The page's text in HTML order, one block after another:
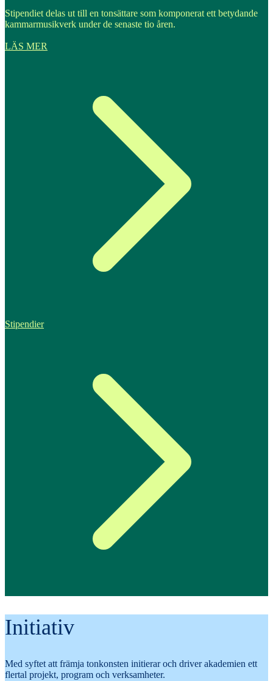
Stipendiet delas ut till en tonsättare som komponerat ett betydande
kammarmusikverk under de senaste tio åren.
LÄS MER
Stipendier
Initiativ
Med syftet att främja tonkonsten initierar och driver akademien ett
flertal projekt, program och verksamheter.